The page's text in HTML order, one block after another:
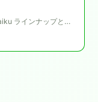
2025年10月15日に Claude Haiku ラインナップとして公開された Claude Haiku 4.5 は、Claude Opus 4.1 と並ぶシリーズ最効率モデルとして、低コスト・低レイテンシでネアフロンティア級の知能を提供します。